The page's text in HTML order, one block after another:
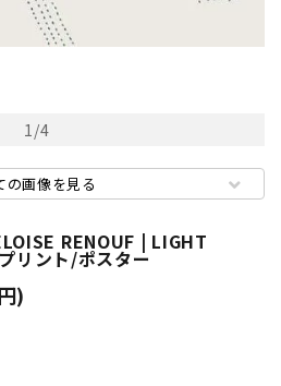
1/4
の画像を見る
RENOUF | LIGHT
リント/ポスター
)